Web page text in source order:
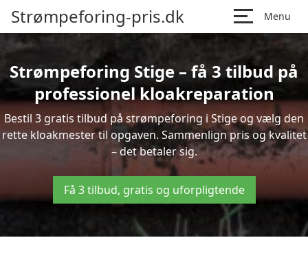
Strømpeforing-pris.dk Menu
Strømpeforing Stige – få 3 tilbud på
professionel kloakreparation
Bestil 3 gratis tilbud på strømpeforing i Stige og vælg den
rette kloakmester til opgaven. Sammenlign pris og kvalitet
– det betaler sig.
Få 3 tilbud, gratis og uforpligtende